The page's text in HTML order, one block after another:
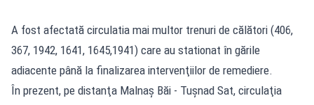
A fost afectată circulatia mai multor trenuri de călători (406,
367, 1942, 1641, 1645,1941) care au stationat în gările
adiacente până la finalizarea intervenţiilor de remediere.
În prezent, pe distanţa Malnaş Băi - Tuşnad Sat, circulaţia